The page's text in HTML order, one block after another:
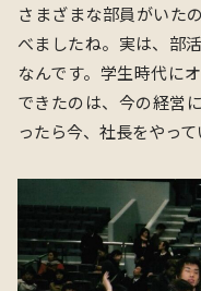
さまざまな部員がいた
べましたね。実は、部
なんです。学生時代に
できたのは、今の経営
ったら今、社長をやっ